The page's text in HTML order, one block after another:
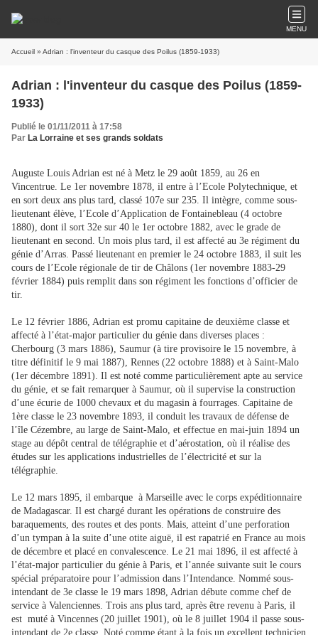
MENU
Accueil » Adrian : l'inventeur du casque des Poilus (1859-1933)
Adrian : l'inventeur du casque des Poilus (1859-
1933)
Publié le 01/11/2011 à 17:58
Par La Lorraine et ses grands soldats
Auguste Louis Adrian est né à Metz le 29 août 1859, au 26 en
Vincentrue. Le 1er novembre 1878, il entre à l’Ecole Polytechnique, et
en sort deux ans plus tard, classé 107e sur 235. Il intègre, comme sous-
lieutenant élève, l’Ecole d’Application de Fontainebleau (4 octobre
1880), dont il sort 32e sur 40 le 1er octobre 1882, avec le grade de
lieutenant en second. Un mois plus tard, il est affecté au 3e régiment du
génie d’Arras. Passé lieutenant en premier le 24 octobre 1883, il suit les
cours de l’Ecole régionale de tir de Châlons (1er novembre 1883-29
février 1884) puis remplit dans son régiment les fonctions d’officier de
tir.
Le 12 février 1886, Adrian est promu capitaine de deuxième classe et
affecté à l’état-major particulier du génie dans diverses places :
Cherbourg (3 mars 1886), Saumur (à tire provisoire le 15 novembre, à
titre définitif le 9 mai 1887), Rennes (22 octobre 1888) et à Saint-Malo
(1er décembre 1891). Il est noté comme particulièrement apte au service
du génie, et se fait remarquer à Saumur, où il supervise la construction
d’une écurie de 1000 chevaux et du magasin à fourrages. Capitaine de
1ère classe le 23 novembre 1893, il conduit les travaux de défense de
l’île Cézembre, au large de Saint-Malo, et effectue en mai-juin 1894 un
stage au dépôt central de télégraphie et d’aérostation, où il réalise des
études sur les applications industrielles de l’électricité et sur la
télégraphie.
Le 12 mars 1895, il embarque à Marseille avec le corps expéditionnaire
de Madagascar. Il est chargé durant les opérations de construire des
baraquements, des routes et des ponts. Mais, atteint d’une perforation
d’un tympan à la suite d’une otite aiguë, il est rapatrié en France au mois
de décembre et placé en convalescence. Le 21 mai 1896, il est affecté à
l’état-major particulier du génie à Paris, et l’année suivante suit le cours
spécial préparatoire pour l’admission dans l’Intendance. Nommé sous-
intendant de 3e classe le 19 mars 1898, Adrian débute comme chef de
service à Valenciennes. Trois ans plus tard, après être revenu à Paris, il
est muté à Vincennes (20 juillet 1901), où le 8 juillet 1904 il passe sous-
intendant de 2e classe. Noté comme étant à la fois un excellent technicien